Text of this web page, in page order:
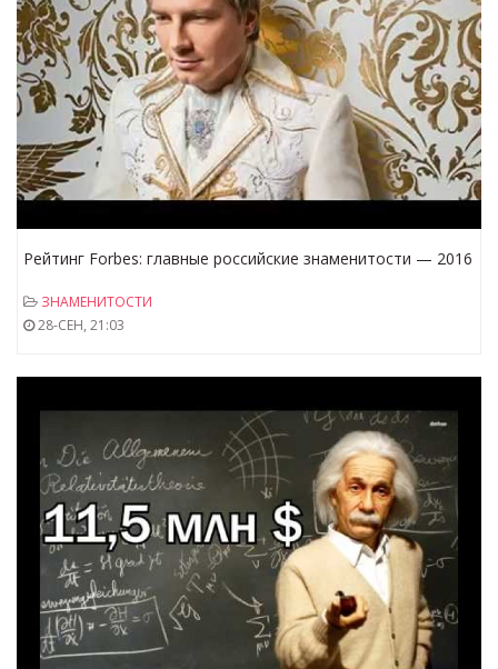
Рейтинг Forbes: главные российские знаменитости — 2016
ЗНАМЕНИТОСТИ
28-СЕН, 21:03